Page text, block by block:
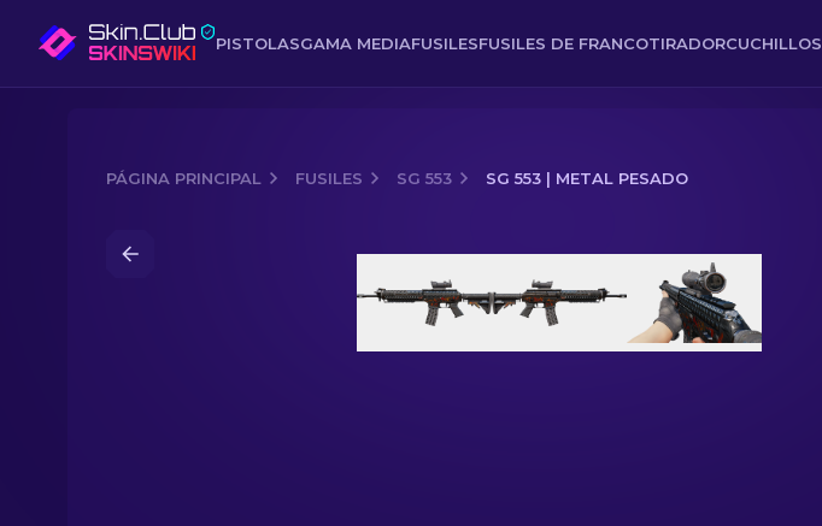
PISTOLASGAMA MEDIAFUSILESFUSILES DE FRANCOTIRADORCUCHILLOS
PÁGINA PRINCIPAL FUSILES SG 553 SG 553 | METAL PESADO